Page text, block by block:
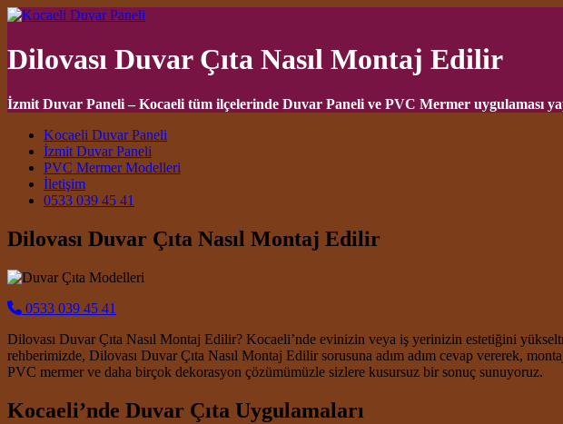
Dilovası Duvar Çıta Nasıl Montaj Edilir
İzmit Duvar Paneli – Kocaeli tüm ilçelerinde Duvar Paneli ve PVC Mermer uygulaması
Main Navigation
Kocaeli Duvar Paneli
İzmit Duvar Paneli
PVC Mermer Modelleri
İletişim
0533 039 45 41
Dilovası Duvar Çıta Nasıl Montaj Edilir
0533 039 45 41
Dilovası Duvar Çıta Nasıl Montaj Edilir? Kocaeli’nde evinizin veya iş yerinizin estetiğini
rehberimizde, Dilovası Duvar Çıta Nasıl Montaj Edilir sorusuna adım adım cevap vererek,
PVC mermer ve daha birçok dekorasyon çözümümüzle sizlere kusursuz bir sonuç sunuyoruz.
Kocaeli’nde Duvar Çıta Uygulamaları